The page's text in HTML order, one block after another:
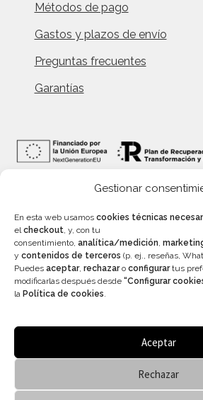
Gestionar
En esta web usamos cookies técnicas
elcheckout, y, con tu
consentimiento, analítica/medición,
y contenidos de terceros (p. ej., reseñas,
Puedes aceptar, rechazaro configurartus
modificarlas después desde “Configurar
la Política de cookies.
Aceptar
Rechazar
Métodos de pago
Gastos y plazos de envío
Preguntas frecuentes
Garantías
INFORMACIÓN
Precios con IVA incluído – Válidos
tipográfico
Aviso legal–Política de